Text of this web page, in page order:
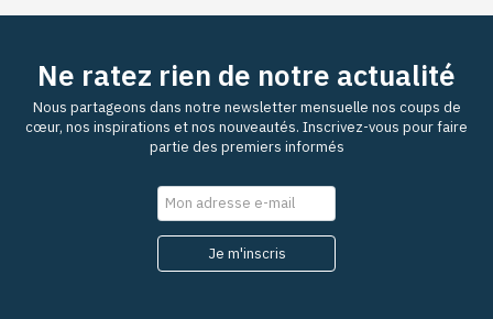
Ne ratez rien de notre actualité
Nous partageons dans notre newsletter mensuelle nos coups de
cœur, nos inspirations et nos nouveautés. Inscrivez-vous pour faire
partie des premiers informés